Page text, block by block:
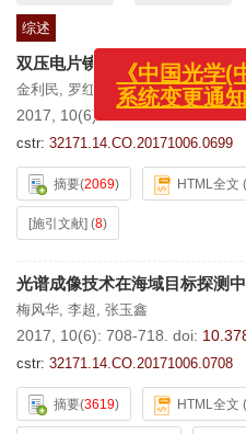
综述
双压电片镜在同步辐射光源光
金利民, 罗红心 ,王劼,王纳秀,徐中
2017, 10(6): 699-707.
cstr: 32171.14.CO.20171006.0699
摘要(2069) HTML全文 (
[施引文献] (8)
光谱成像技术在海域目标探测
梅风华, 李超, 张玉鑫
2017, 10(6): 708-718. doi:
cstr: 32171.14.CO.20171006.0708
摘要(3619) HTML全文 (
《中国光
系统变更通